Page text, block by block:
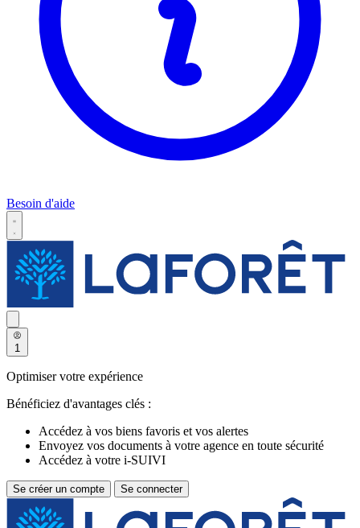
Besoin d'aide
1
Optimiser votre expérience
Bénéficiez d'avantages clés :
Accédez à vos biens favoris et vos alertes
Envoyez vos documents à votre agence en toute sécurité
Accédez à votre i-SUIVI
Se créer un compte Se connecter